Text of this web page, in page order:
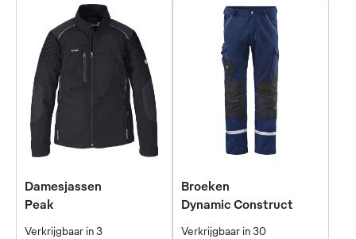
Damesjassen
Peak
Verkrijgbaar in 3
Broeken
Dynamic Construct
Verkrijgbaar in 30